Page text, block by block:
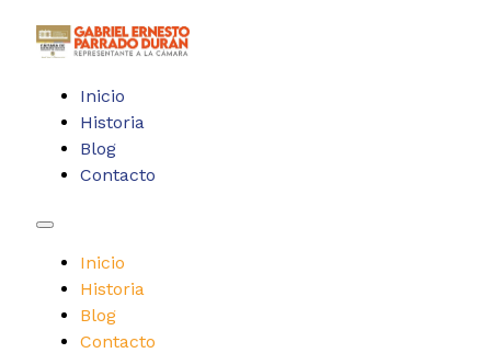
Inicio
Historia
Blog
Contacto
Inicio
Historia
Blog
Contacto